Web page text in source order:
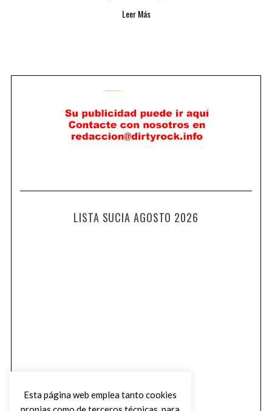
Leer Más
LISTA SUCIA AGOSTO 2026
Esta página web emplea tanto cookies